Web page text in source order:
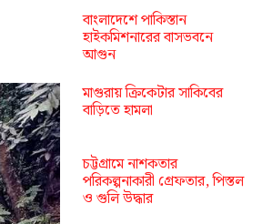
বাংলাদেশে পাকিস্তান
হাইকমিশনারের বাসভবনে
আগুন
মাগুরায় ক্রিকেটার সাকিবের
বাড়িতে হামলা
চট্টগ্রামে নাশকতার
পরিকল্পনাকারী গ্রেফতার, পিস্তল
ও গুলি উদ্ধার